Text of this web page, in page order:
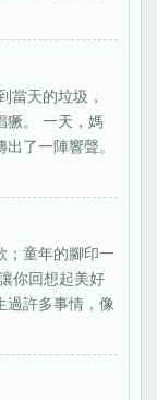
當天的垃圾，
獗。 一天，媽
了一陣響聲。
；童年的腳印一
你回想起美好
過許多事情，像